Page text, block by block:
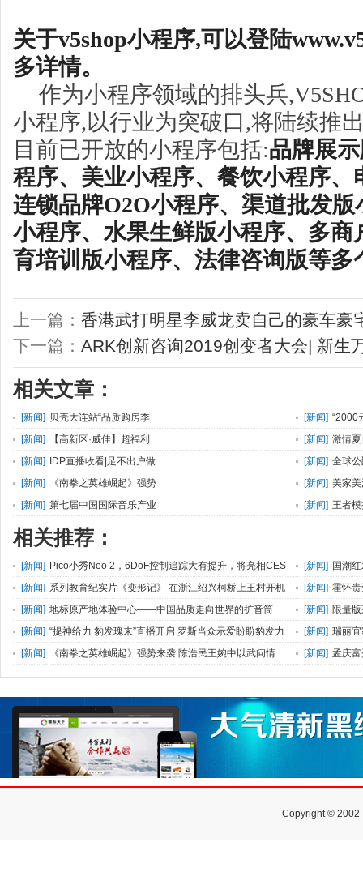
关于v5shop小程序,可以登陆
多详情。
作为小程序领域的排头兵
小程序,以行业为突破口,将陆续推
目前已开放的小程序包括:品牌展
程序、美业小程序、餐饮小程序、
连锁品牌O2O小程序、渠道批发
小程序、水果生鲜版小程序、多商
育培训版小程序、法律咨询版等多
上一篇： 香港武打明星李威龙卖自己的豪车豪
下一篇： ARK创新咨询2019创变者大会| 新生
相关文章：
[新闻] 贝壳大连站“品质购房季 [新闻] “2000
[新闻] 【高新区·威佳】超福利 [新闻] 激情
[新闻] IDP直播收看|足不出户做 [新闻] 全球
[新闻] 《南拳之英雄崛起》强势 [新闻] 美家美
[新闻] 第七届中国国际音乐产业 [新闻] 王者
相关推荐：
[新闻] Pico小秀Neo 2，6DoF控制追踪大有提升，将亮相CES [新闻] 国潮
[新闻] 系列教育纪实片《变形记》 在浙江绍兴柯桥上王村开机 [新闻] 霍怀
[新闻] 地标原产地体验中心——中国品质走向世界的扩音筒 [新闻] 限量
[新闻] “提神给力 豹发瑰来”直播开启 罗斯当众示爱盼盼豹发力 [新闻] 瑞丽
荼！
[新闻] 《南拳之英雄崛起》强势来袭 陈浩民王婉中以武问情 [新闻] 孟庆
Copyright ©